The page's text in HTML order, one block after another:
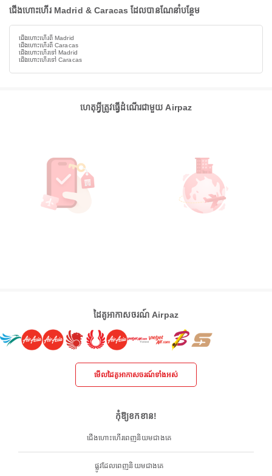
ជើងហោះហើរ Madrid & Caracas ដែលបានណែនាំបន្ថែម
ជើងហោះហើរពី Madrid
ជើងហោះហើរពី Caracas
ជើងហោះហើរទៅ Madrid
ជើងហោះហើរទៅ Caracas
ហេតុអ្វីត្រូវធ្វើដំណើរជាមួយ Airpaz
ដៃគូអាកាសចរណ៍ Airpaz
មើលដៃគូអាកាសចរណ៍ទាំងអស់
កុំឱ្យខកខាន!
ជើងហោះហើរពេញនិយមជាងគេ
ផ្លូវដែលពេញនិយមជាងគេ